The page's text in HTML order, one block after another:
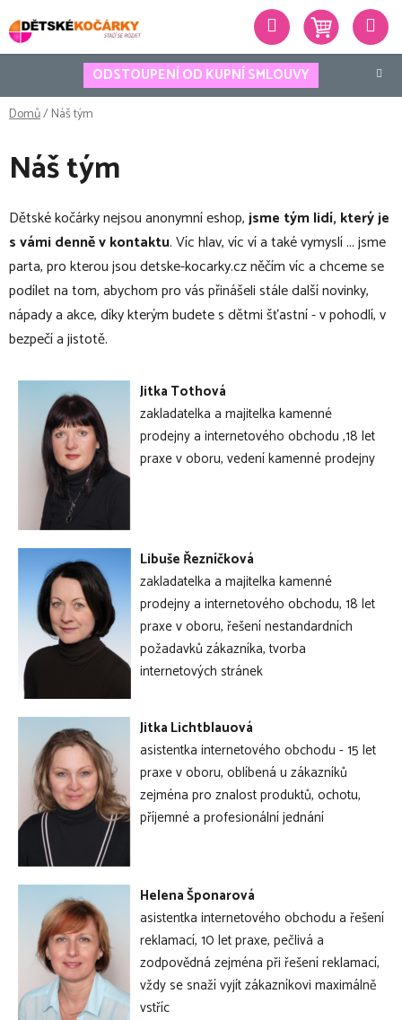
na
obsah
ODSTOUPENÍ OD KUPNÍ SMLOUVY
Hledat
Domů/Náš tým
Náš tým
Dětské kočárky nejsou anonymní eshop,jsme tým lidí, který je
s vámi denně v kontaktu. Víc hlav, víc ví a také vymyslí ... jsme
parta, pro kterou jsou detske-kocarky.cz něčím víc a chceme se
podílet na tom, abychom pro vás přinášeli stále další novinky,
nápady a akce, díky kterým budete s dětmi šťastní - v pohodlí, v
bezpečí a jistotě.
Jitka Tothová
zakladatelka a majitelka kamenné
prodejny a internetového obchodu ,18 let
praxe v oboru, vedení kamenné prodejny
Libuše Řezníčková
zakladatelka a majitelka kamenné
prodejny a internetového obchodu, 18 let
praxe v oboru, řešení nestandardních
požadavků zákazníka, tvorba
internetových stránek
Jitka Lichtblauová
asistentka internetového obchodu - 15 let
praxe v oboru, oblíbená u zákazníků
zejména pro znalost produktů, ochotu,
příjemné a profesionální jednání
Helena Šponarová
asistentka internetového obchodu a řešení
reklamací, 10 let praxe, pečlivá a
zodpovědná zejména při řešení reklamací,
vždy se snaží vyjít zákazníkovi maximálně
vstříc